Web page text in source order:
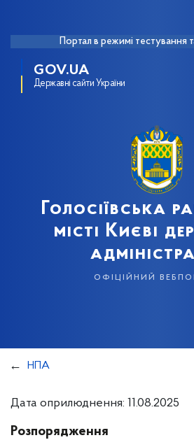
Портал в режимі тестування
GOV.UA
Державні сайти України
Голосіївська
місті Києві
офіційний
НПА
Дата оприлюднення: 11.08.2025
Розпорядження